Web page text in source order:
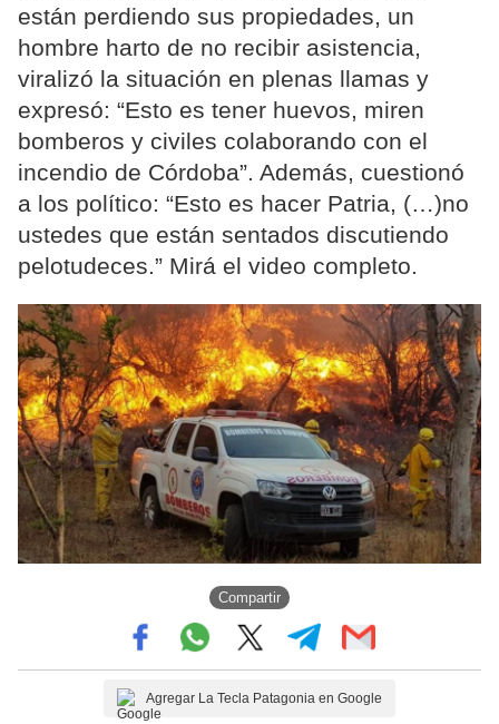
están perdiendo sus propiedades, un
hombre harto de no recibir asistencia,
viralizó la situación en plenas llamas y
expresó: “Esto es tener huevos, miren
bomberos y civiles colaborando con el
incendio de Córdoba”. Además, cuestionó
a los político: “Esto es hacer Patria, (…)no
ustedes que están sentados discutiendo
pelotudeces.” Mirá el video completo.
Compartir
Agregar La Tecla Patagonia en Google